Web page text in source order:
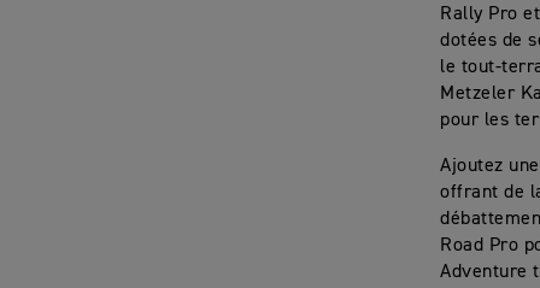
Rally Pro
dotées de
le tout-
Metzeler
pour les
Ajoutez
offrant de
Road Pro
Adventure